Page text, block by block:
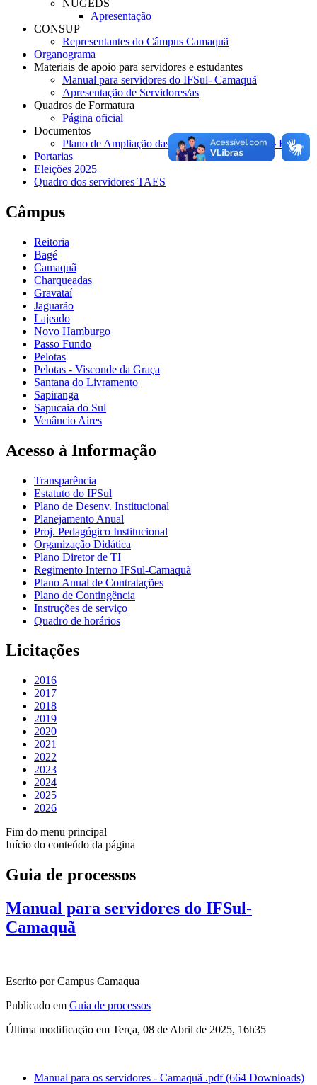
NUGEDS
Apresentação
CONSUP
Representantes do Câmpus Camaquã
Organograma
Materiais de apoio para servidores e estudantes
Manual para servidores do IFSul- Camaquã
Apresentação de Servidores/as
Quadros de Formatura
Página oficial
Documentos
Plano de Ampliação das Atividades Presenciais- Fase 3
Portarias
Eleições 2025
Quadro dos servidores TAES
Câmpus
Reitoria
Bagé
Camaquã
Charqueadas
Gravataí
Jaguarão
Lajeado
Novo Hamburgo
Passo Fundo
Pelotas
Pelotas - Visconde da Graça
Santana do Livramento
Sapiranga
Sapucaia do Sul
Venâncio Aires
Acesso à Informação
Transparência
Estatuto do IFSul
Plano de Desenv. Institucional
Planejamento Anual
Proj. Pedagógico Institucional
Organização Didática
Plano Diretor de TI
Regimento Interno IFSul-Camaquã
Plano Anual de Contratações
Plano de Contingência
Instruções de serviço
Quadro de horários
Licitações
2016
2017
2018
2019
2020
2021
2022
2023
2024
2025
2026
Fim do menu principal
Início do conteúdo da página
Guia de processos
Manual para servidores do IFSul-
Camaquã
Escrito por Campus Camaqua
Publicado em Guia de processos
Última modificação em Terça, 08 de Abril de 2025, 16h35
Manual para os servidores - Camaquã .pdf(664 Downloads)